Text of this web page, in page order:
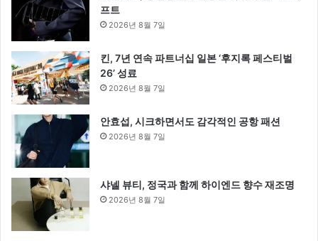
프트
2026년 8월 7일
킨, 7년 연속 파트너십 일본 ‘후지록 페스티벌
26’ 성료
2026년 8월 7일
안효섭, 시크하면서도 감각적인 공항 패션
2026년 8월 7일
샤넬 뷰티, 정국과 함께 하이엔드 향수 재조명
2026년 8월 7일